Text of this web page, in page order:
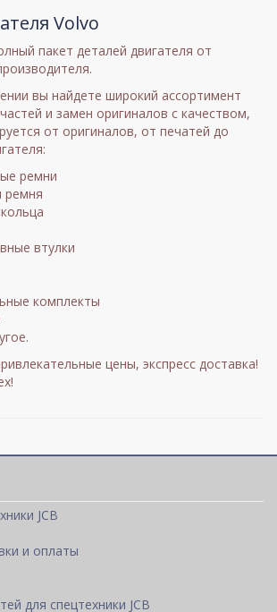
Volvo
пакет деталей двигателя от
вы найдете широкий ассортимент
и замен оригиналов с качеством,
от оригиналов, от печатей до
ремни
ремня
втулки
комплекты
цены, экспресс доставка!
JCB
и оплаты
для спецтехники JCB